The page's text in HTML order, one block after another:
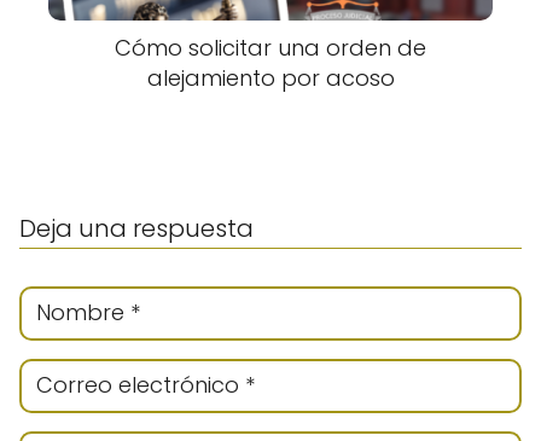
Cómo solicitar una orden de
alejamiento por acoso
Deja una respuesta